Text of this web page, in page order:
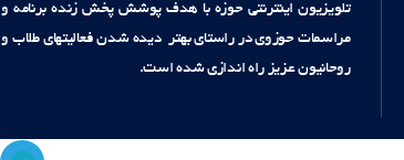
تلویزیون اینترنتی حوزه با هدف پوشش پخش زنده برنامه و
مراسمات حوزوی در راستای بهتر دیده شدن فعالیتهای طلاب و
روحانیون عزیز راه اندازی شده است.
T